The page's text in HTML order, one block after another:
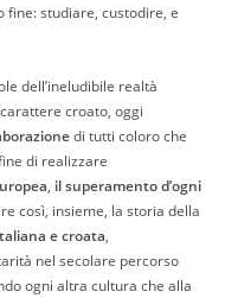
fine: studiare, custodire, e
dell’ineludibile realtà
croato, oggi
di tutti coloro che
di realizzare
, il superamento d’ogni
così, insieme, la storia della
e croata,
nel secolare percorso
ogni altra cultura che alla